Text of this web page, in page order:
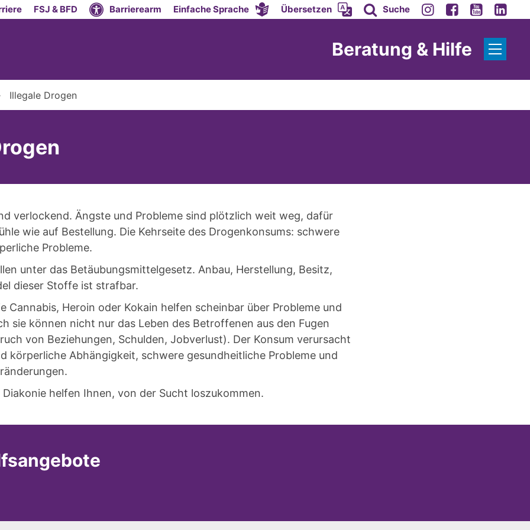
FSJ & BFD Barrierearm Einfache Sprache Übersetzen Suche
Beratung & Hilfe
Illegale Drogen
verlockend. Ängste und Probleme sind plötzlich weit weg, dafür
wie auf Bestellung. Die Kehrseite des Drogenkonsums: schwere
Probleme.
unter das Betäubungsmittelgesetz. Anbau, Herstellung, Besitz,
dieser Stoffe ist strafbar.
Cannabis, Heroin oder Kokain helfen scheinbar über Probleme und
sie können nicht nur das Leben des Betroffenen aus den Fugen
von Beziehungen, Schulden, Jobverlust). Der Konsum verursacht
körperliche Abhängigkeit, schwere gesundheitliche Probleme und
Diakonie helfen Ihnen, von der Sucht loszukommen.